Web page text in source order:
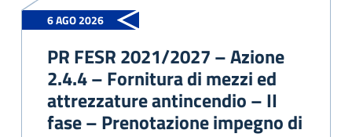
6 AGO 2026
PR FESR 2021/2027 – Azione
2.4.4 – Fornitura di mezzi ed
attrezzature antincendio – II
fase – Prenotazione impegno di